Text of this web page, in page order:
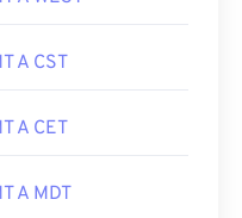
A CST
A CET
A MDT